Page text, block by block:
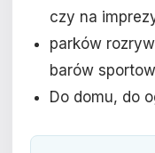
czy na
parków
barów
Do domu, do